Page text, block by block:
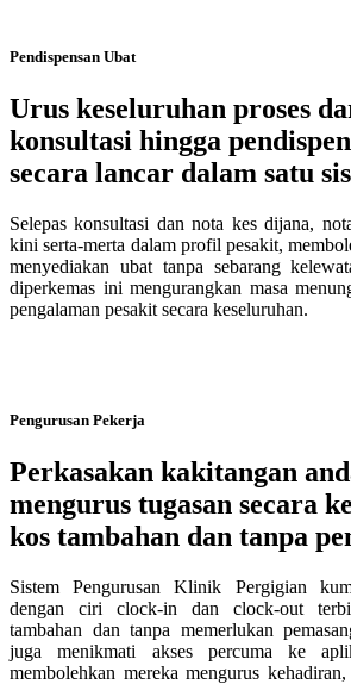
Pendispensan Ubat
Urus keseluruhan proses
konsultasi hingga
secara lancar dalam satu
Selepas konsultasi dan nota kes dijana,
kini serta-merta dalam profil pesakit,
menyediakan ubat tanpa sebarang
diperkemas ini mengurangkan masa
pengalaman pesakit secara keseluruhan.
Pengurusan Pekerja
Perkasakan kakitangan
mengurus tugasan secara
kos tambahan dan tanpa
Sistem Pengurusan Klinik Pergigian
dengan ciri clock-in dan clock-out
tambahan dan tanpa memerlukan
juga menikmati akses percuma ke
membolehkan mereka mengurus